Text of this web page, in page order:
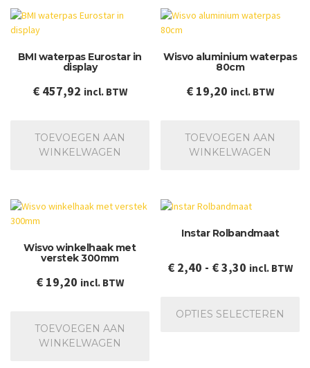
BMI waterpas Eurostar in
display
€457,92 incl. BTW
TOEVOEGEN AAN
WINKELWAGEN
Wisvo aluminium waterpas
80cm
€ 19,20 incl. BTW
TOEVOEGEN AAN
WINKELWAGEN
Wisvo winkelhaak met
verstek 300mm
€19,20 incl. BTW
TOEVOEGEN AAN
WINKELWAGEN
Instar Rolbandmaat
€ 2,40 - €3,30 Prijsklasse:
€ 3,30
incl. BTW
OPTIES SELECTEREN